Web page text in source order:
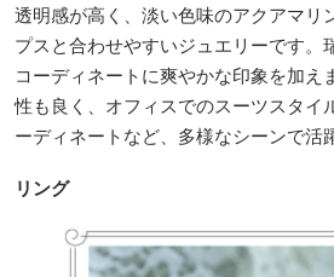
透明感が高く、淡い色味のアクアマリ
プスと合わせやすいジュエリーです。
コーディネートに爽やかな印象を加え
性も良く、オフィスでのスーツスタイ
ーディネートなど、多様なシーンで活
リング